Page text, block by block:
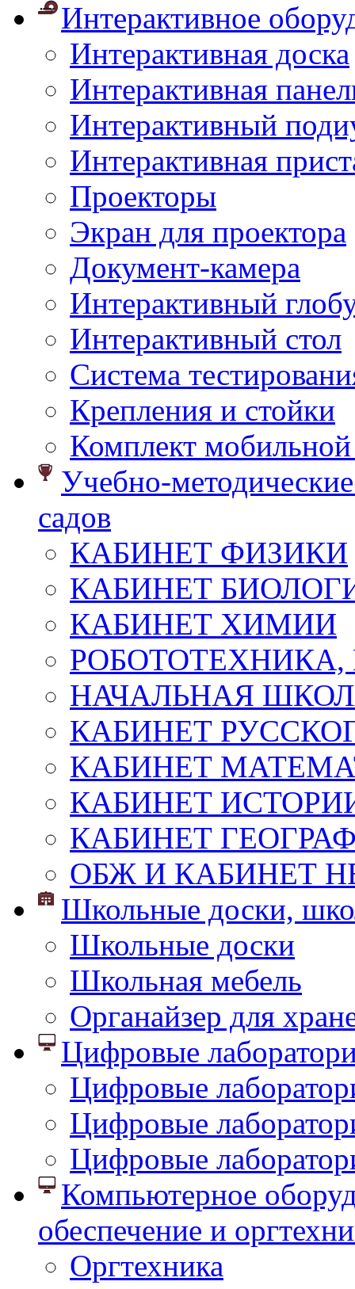
Интерактивное
Интерактивная доска
Интерактивная
Интерактивный
Интерактивная
Проекторы
Экран для проектора
Документ-камера
Интерактивный
Интерактивный стол
Система
Крепления и стойки
Комплект
Учебно-
садов
КАБИНЕТ ФИЗИКИ
КАБИНЕТ
КАБИНЕТ ХИМИИ
НАЧАЛЬНАЯ
КАБИНЕТ
КАБИНЕТ
КАБИНЕТ
КАБИНЕТ
ОБЖ И КАБИНЕТ
Школьные доски,
Школьные доски
Школьная мебель
Органайзер для
Цифровые
Цифровые
Цифровые
Цифровые
Компьютерное
обеспечение и
Оргтехника